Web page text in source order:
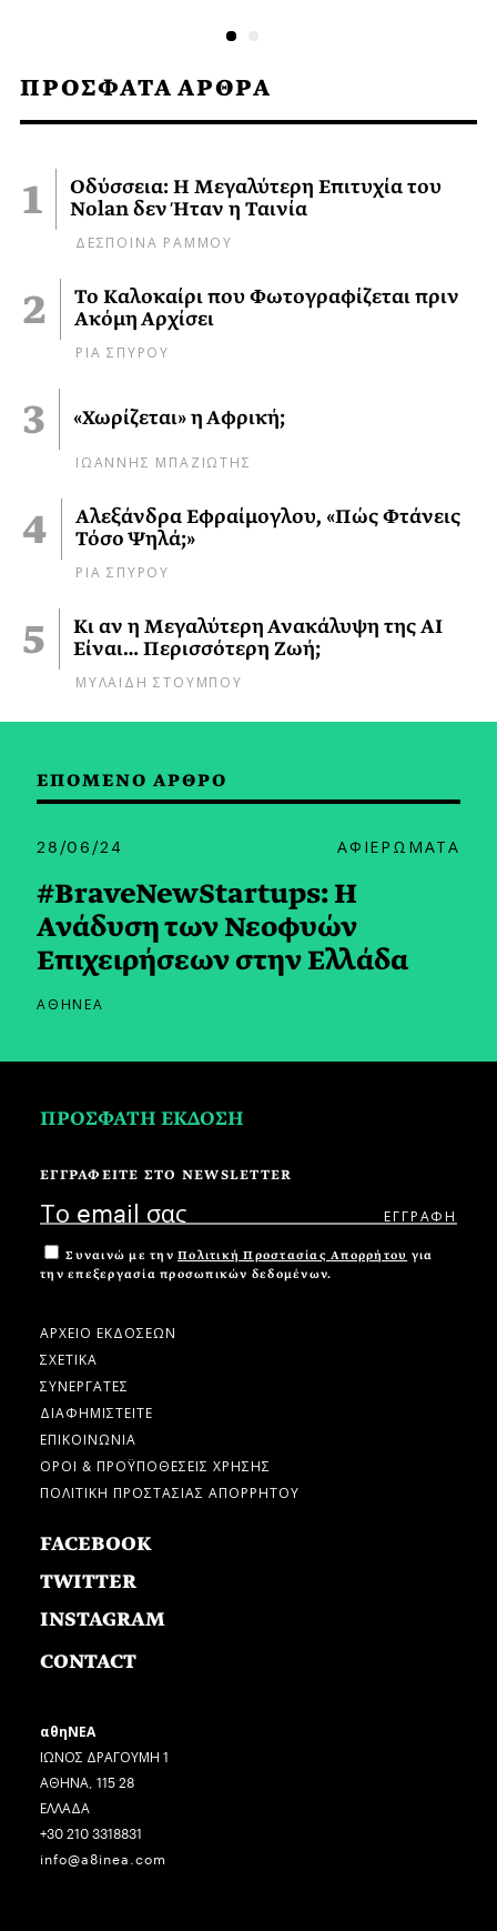
ΠΡΟΣΦΑΤΑ ΑΡΘΡΑ
Οδύσσεια: Η Μεγαλύτερη Επιτυχία του
Nolan δεν Ήταν η Ταινία
ΔΕΣΠΟΙΝΑ ΡΑΜΜΟΥ
Το Καλοκαίρι που Φωτογραφίζεται πριν
Ακόμη Αρχίσει
ΡΙΑ ΣΠΥΡΟΥ
«Χωρίζεται» η Αφρική;
ΙΩΑΝΝΗΣ ΜΠΑΖΙΩΤΗΣ
Αλεξάνδρα Εφραίμογλου, «Πώς Φτάνεις
Τόσο Ψηλά;»
ΡΙΑ ΣΠΥΡΟΥ
Κι αν η Μεγαλύτερη Ανακάλυψη της AI
Είναι… Περισσότερη Ζωή;
ΜΥΛΑΙΔΗ ΣΤΟΥΜΠΟΥ
ΕΠΟΜΕΝΟ ΑΡΘΡΟ
28/06/24 ΑΦΙΕΡΩΜΑΤΑ
#BraveNewStartups: H
Ανάδυση των Νεοφυών
Επιχειρήσεων στην Ελλάδα
ΑΘΗΝΕΑ
ΠΡΟΣΦΑΤΗ ΕΚΔΟΣΗ
ΕΓΓΡΑΦΕΙΤΕ ΣΤΟ NEWSLETTER
Συναινώ με την Πολιτική Προστασίας Απορρήτου για
την επεξεργασία προσωπικών δεδομένων.
ΑΡΧΕΙΟ ΕΚΔΟΣΕΩΝ
ΣΧΕΤΙΚΑ
ΣΥΝΕΡΓΑΤΕΣ
ΔΙΑΦΗΜΙΣΤΕΙΤΕ
ΕΠΙΚΟΙΝΩΝΙΑ
ΟΡΟΙ & ΠΡΟΫΠΟΘΕΣΕΙΣ ΧΡΗΣΗΣ
ΠΟΛΙΤΙΚΗ ΠΡΟΣΤΑΣΙΑΣ ΑΠΟΡΡΗΤΟΥ
FACEBOOK
TWITTER
INSTAGRAM
CONTACT
αθηΝΕΑ
ΙΩΝΟΣ ΔΡΑΓΟΥΜΗ 1
ΑΘΗΝΑ, 115 28
ΕΛΛΑΔΑ
+30 210 3318831
info@a8inea.com